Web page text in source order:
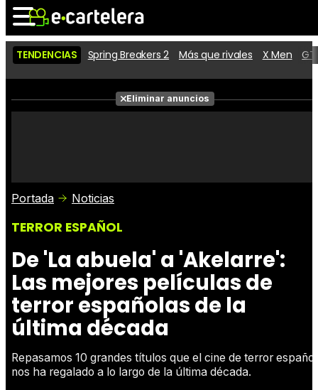
Noticias Cartelera
Películas
Críticas
TENDENCIAS Spring Breakers 2 Más que rivales X Men
Eliminar anuncios
Portada Noticias
TERROR ESPAÑOL
De 'La abuela' a 'Akelarre':
Las mejores películas de
terror españolas de la
última década
Repasamos 10 grandes títulos que el cine de terror español
nos ha regalado a lo largo de la última década.